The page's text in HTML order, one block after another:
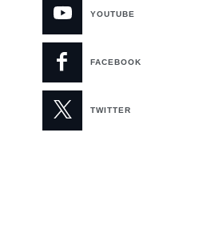
YOUTUBE
FACEBOOK
TWITTER